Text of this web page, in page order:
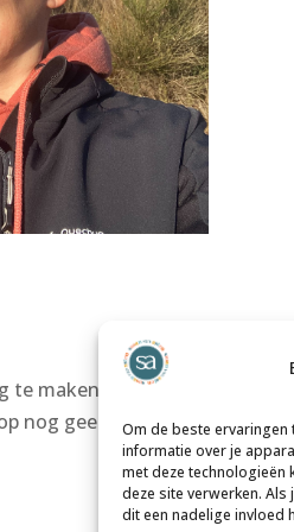
Om de beste
informatie over je
met deze technologieën
deze site verwerken.
dit een nadelige invloed
maken op de Groote
nog geen tien minuten